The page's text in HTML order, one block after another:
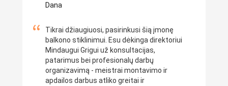
Dana
Tikrai džiaugiuosi, pasirinkusi šią įmonę
balkono stiklinimui. Esu dėkinga direktoriui
Mindaugui Grigui už konsultacijas,
patarimus bei profesionalų darbų
organizavimą - meistrai montavimo ir
apdailos darbus atliko greitai ir